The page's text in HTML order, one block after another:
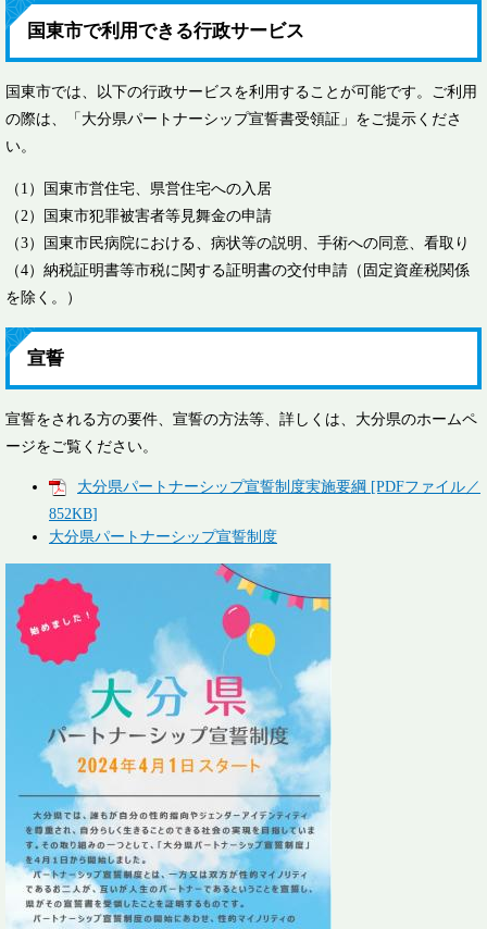
国東市で利用できる行政サービス
国東市では、以下の行政サービスを利用することが可能です。ご利用
の際は、「大分県パートナーシップ宣誓書受領証」をご提示くださ
い。
（1）国東市営住宅、県営住宅への入居
（2）国東市犯罪被害者等見舞金の申請
（3）国東市民病院における、病状等の説明、手術への同意、看取り
（4）納税証明書等市税に関する証明書の交付申請（固定資産税関係
を除く。）
宣誓
宣誓をされる方の要件、宣誓の方法等、詳しくは、大分県のホームペ
ージをご覧ください。
大分県パートナーシップ宣誓制度実施要綱 [PDFファイル／
852KB]
大分県パートナーシップ宣誓制度